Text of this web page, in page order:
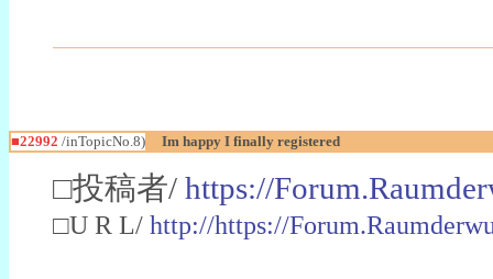
■22992 /inTopicNo.8) Im happy I finally registered
□投稿者/ https://
□U R L/ http://https://